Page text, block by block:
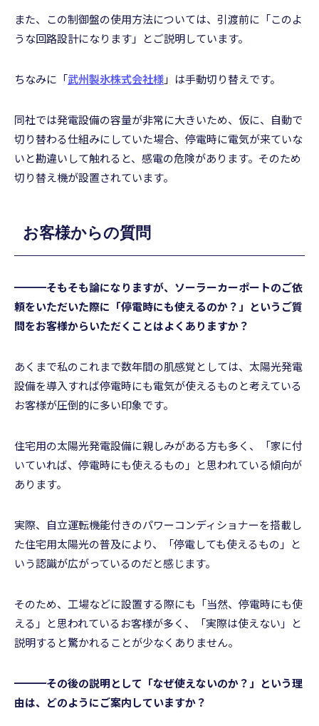
また、この制御盤の使用方法については、引渡前に「このよ
うな回路設計になります」とご説明しています。
ちなみに「武州製氷株式会社様」は手動切り替えです。
同社では発電設備の容量が非常に大きいため、仮に、自動で
切り替わる仕組みにしていた場合、停電時に電気が来ていな
いと勘違いして触れると、感電の危険があります。そのため
切り替え機が設置されています。
お客様からの質問
━━━そもそも論になりますが、ソーラーカーポートのご依
頼をいただいた際に「停電時にも使えるのか？」というご質
問をお客様からいただくことはよくありますか？
あくまで私のこれまで数年間の肌感覚としては、太陽光発電
設備を導入すれば停電時にも電気が使えるものと考えている
お客様が圧倒的に多い印象です。
住宅用の太陽光発電設備に親しみがある方も多く、「家に付
いていれば、停電時にも使えるもの」と思われている傾向が
あります。
実際、自立運転機能付きのパワーコンディショナーを搭載し
た住宅用太陽光の普及により、「停電しても使えるもの」と
いう認識が広がっているのだと感じます。
そのため、工場などに設置する際にも「当然、停電時にも使
える」と思われているお客様が多く、「実際は使えない」と
説明すると驚かれることが少なくありません。
━━━その後の説明として「なぜ使えないのか？」という理
由は、どのようにご案内していますか？